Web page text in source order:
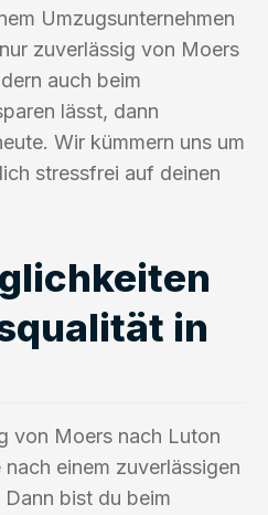
Umzugsunternehmen
zuverlässig von Moers
auch beim
lässt, dann
Wir kümmern uns um
stressfrei auf deinen
in
von Moers nach Luton
einem zuverlässigen
bist du beim